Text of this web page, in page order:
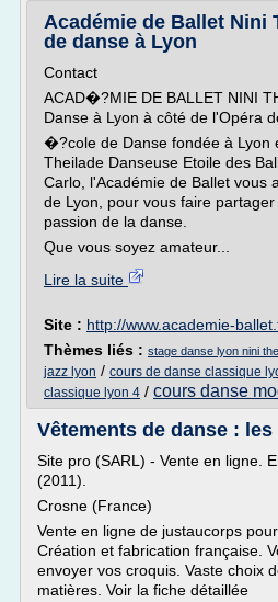
Académie de Ballet Nini
de danse à Lyon
Contact
ACAD�?MIE DE BALLET NINI
Danse à Lyon à côté de l'Opéra
�?cole de Danse fondée à Lyon
Theilade Danseuse Etoile des
Carlo, l'Académie de Ballet vous
de Lyon, pour vous faire
passion de la danse.
Que vous soyez amateur...
Lire la suite
Site : http://www.academie-
Thèmes liés : stage danse lyon nini
jazz lyon / cours de danse classique
classique lyon 4 / cours danse
Vêtements de danse :
Site pro (SARL) - Vente en ligne.
(2011).
Crosne (France)
Vente en ligne de justaucorps
Création et fabrication française.
envoyer vos croquis. Vaste choix
matières. Voir la fiche détaillée